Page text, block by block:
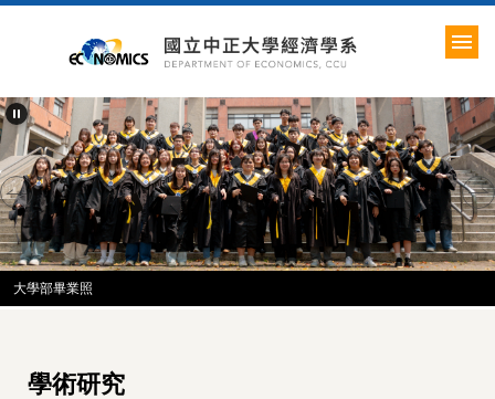
要
內
容
區
大學部畢業照
學術研究